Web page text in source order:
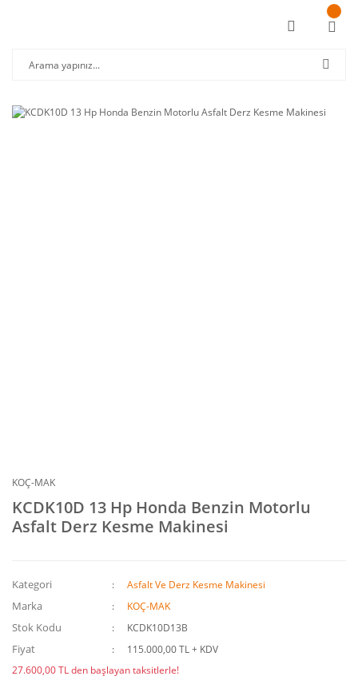
KOÇ-MAK
KCDK10D 13 Hp Honda Benzin Motorlu
Asfalt Derz Kesme Makinesi
Kategori Asfalt Ve Derz Kesme Makinesi
Marka KOÇ-MAK
Stok Kodu KCDK10D13B
Fiyat
115.000,00 TL + KDV
27.600,00 TL den başlayan taksitlerle!